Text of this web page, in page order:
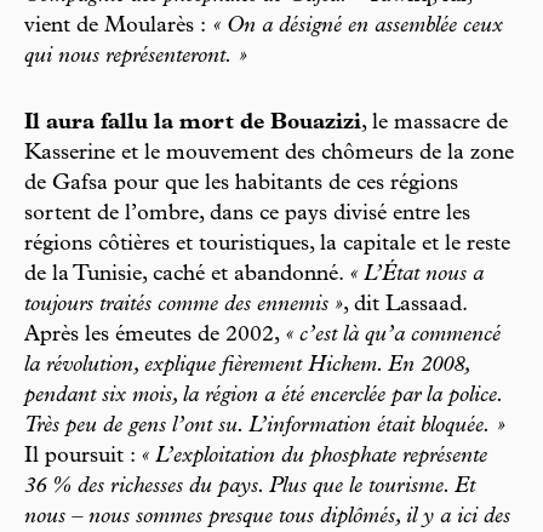
vient de Moularès : « On a désigné en assemblée ceux
qui nous représenteront. »
Il aura fallu la mort de Bouazizi, le massacre de
Kasserine et le mouvement des chômeurs de la zone
de Gafsa pour que les habitants de ces régions
sortent de l’ombre, dans ce pays divisé entre les
régions côtières et touristiques, la capitale et le reste
de la Tunisie, caché et abandonné. « L’État nous a
toujours traités comme des ennemis », dit Lassaad.
Après les émeutes de 2002, « c’est là qu’a commencé
la révolution, explique fièrement Hichem. En 2008,
pendant six mois, la région a été encerclée par la police.
Très peu de gens l’ont su. L’information était bloquée. »
Il poursuit : « L’exploitation du phosphate représente
36 % des richesses du pays. Plus que le tourisme. Et
nous – nous sommes presque tous diplômés, il y a ici des